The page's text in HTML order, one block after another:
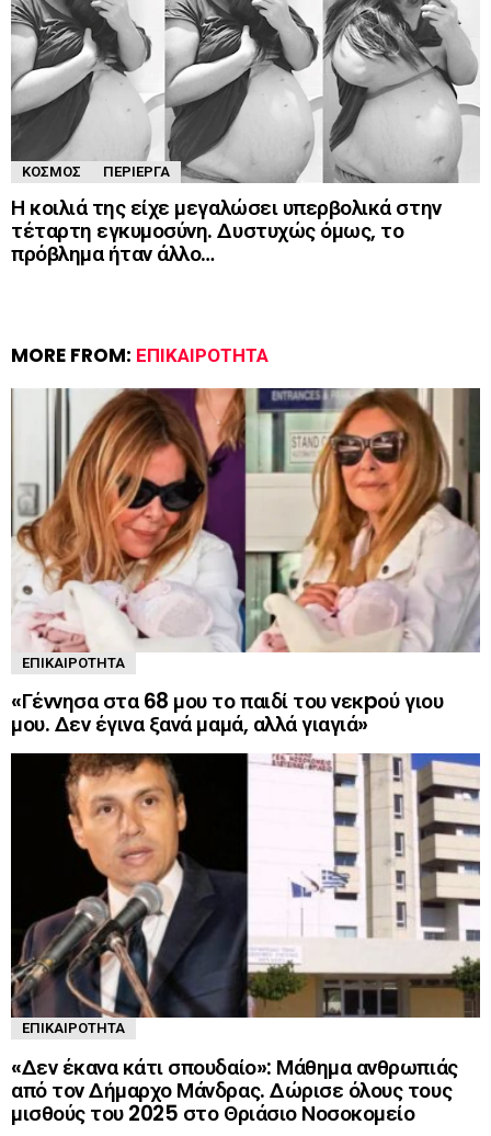
ΚΌΣΜΟΣ ΠΕΡΊΕΡΓΑ
Η κοιλιά της είχε μεγαλώσει υπερβολικά στην
τέταρτη εγκυμοσύνη. Δυστυχώς όμως, το
πρόβλημα ήταν άλλο…
MORE FROM: ΕΠΙΚΑΙΡΌΤΗΤΑ
ΕΠΙΚΑΙΡΌΤΗΤΑ
«Γέννησα στα 68 μου το παιδί του νεκpού γιου
μου. Δεν έγινα ξανά μαμά, αλλά γιαγιά»
ΕΠΙΚΑΙΡΌΤΗΤΑ
«Δεν έκανα κάτι σπουδαίο»: Μάθημα ανθρωπιάς
από τον Δήμαρχο Μάνδρας. Δώρισε όλους τους
μισθούς του 2025 στο Θριάσιο Νοσοκομείο